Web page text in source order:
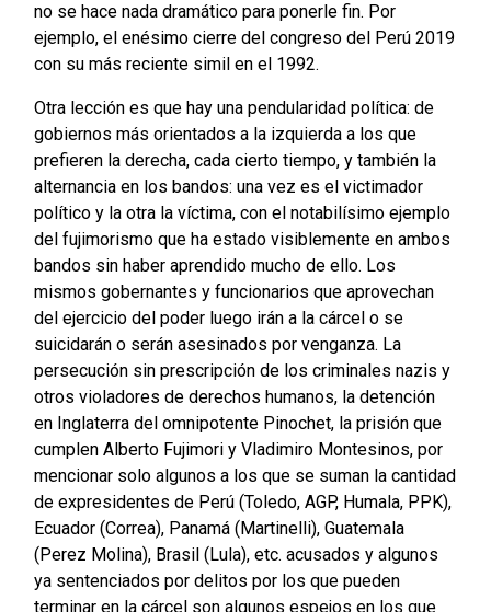
no se hace nada dramático para ponerle fin. Por
ejemplo, el enésimo cierre del congreso del Perú 2019
con su más reciente simil en el 1992.
Otra lección es que hay una pendularidad política: de
gobiernos más orientados a la izquierda a los que
prefieren la derecha, cada cierto tiempo, y también la
alternancia en los bandos: una vez es el victimador
político y la otra la víctima, con el notabilísimo ejemplo
del fujimorismo que ha estado visiblemente en ambos
bandos sin haber aprendido mucho de ello. Los
mismos gobernantes y funcionarios que aprovechan
del ejercicio del poder luego irán a la cárcel o se
suicidarán o serán asesinados por venganza. La
persecución sin prescripción de los criminales nazis y
otros violadores de derechos humanos, la detención
en Inglaterra del omnipotente Pinochet, la prisión que
cumplen Alberto Fujimori y Vladimiro Montesinos, por
mencionar solo algunos a los que se suman la cantidad
de expresidentes de Perú (Toledo, AGP, Humala, PPK),
Ecuador (Correa), Panamá (Martinelli), Guatemala
(Perez Molina), Brasil (Lula), etc. acusados y algunos
ya sentenciados por delitos por los que pueden
terminar en la cárcel son algunos espejos en los que